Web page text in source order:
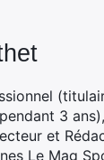
3
et
Le Mag